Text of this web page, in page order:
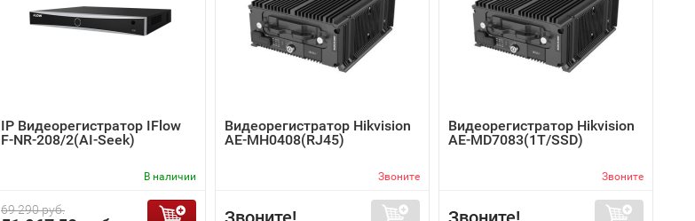
IP Видеорегистратор IFlow
F-NR-208/2(AI-Seek)
В наличии
69 290 руб.
Видеорегистратор Hikvision
AE-MH0408(RJ45)
Звоните
Видеорегистратор Hikvision
AE-MD7083(1T/SSD)
Звоните